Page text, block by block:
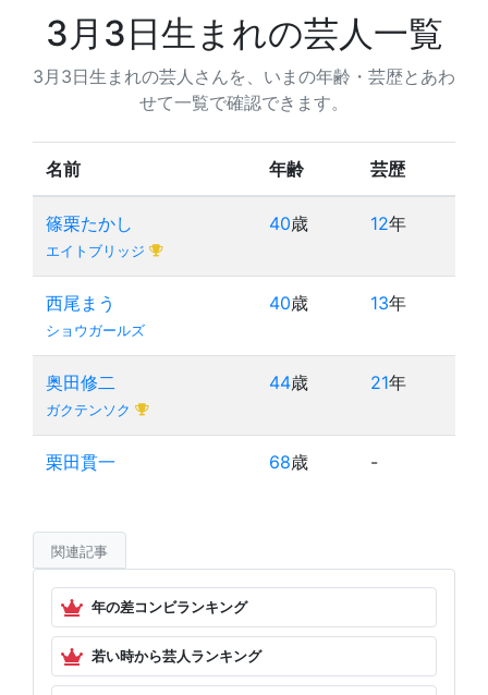
3月3日生まれの芸人一覧
3月3日生まれの芸人さんを、いまの年齢・芸歴とあわ
せて一覧で確認できます。
名前 年齢 芸歴
篠栗たかし
エイトブリッジ
40歳 12年
西尾まう
ショウガールズ
40歳 13年
奥田修二
ガクテンソク
44歳 21年
栗田貫一 68歳 -
関連記事
年の差コンビランキング
若い時から芸人ランキング